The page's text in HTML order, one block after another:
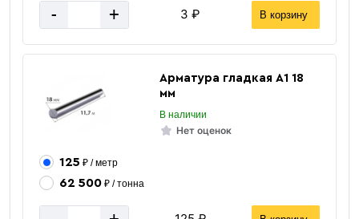
- + 3 ₽ В корзину
Арматура гладкая А1 18
мм
В наличии
Нет оценок
125 ₽ / метр
62 500₽ / тонна